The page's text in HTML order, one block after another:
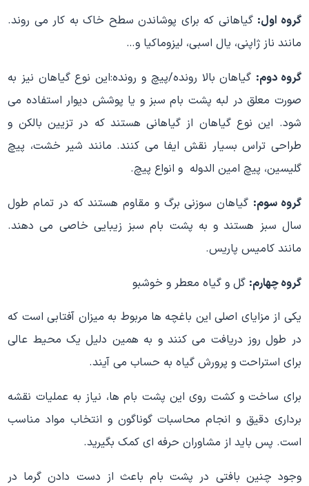
گروه اول: گیاهانی که برای پوشاندن سطح خاک به کار می روند.
مانند ناز ژاپنی، یال اسبی، لیزوماکیا و…
گروه دوم: گیاهان بالا رونده/پیچ و رونده:این نوع گیاهان نیز به
صورت معلق در لبه پشت بام سبز و یا پوشش دیوار استفاده می
شود. این نوع گیاهان از گیاهانی هستند که در تزیین بالکن و
طراحی تراس بسیار نقش ایفا می کنند. مانند شیر خشت، پیچ
گلیسین، پیچ امین الدوله و انواع پیچ.
گروه سوم: گیاهان سوزنی برگ و مقاوم هستند که در تمام طول
سال سبز هستند و به پشت بام سبز زیبایی خاصی می دهند.
مانند کامیس پاریس.
گروه چهارم: گل و گیاه معطر و خوشبو
یکی از مزایای اصلی این باغچه ها مربوط به میزان آفتابی است که
در طول روز دریافت می کنند و به همین دلیل یک محیط عالی
برای استراحت و پرورش گیاه به حساب می آیند.
برای ساخت و کشت روی این پشت بام ها، نیاز به عملیات نقشه
برداری دقیق و انجام محاسبات گوناگون و انتخاب مواد مناسب
است. پس باید از مشاوران حرفه ای کمک بگیرید.
وجود چنین بافتی در پشت بام باعث از دست دادن گرما در